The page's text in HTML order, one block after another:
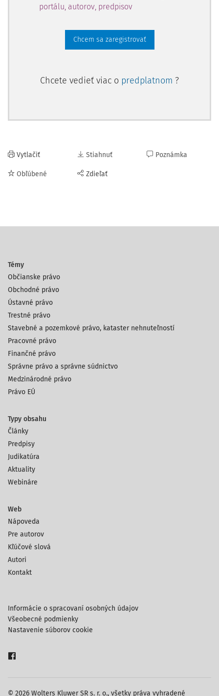
portálu, autorov, predpisov
Chcem sa zaregistrovať
Chcete vedieť viac o predplatnom ?
Vytlačiť
Obľúbené
Stiahnuť
Zdieľať
Poznámka
Témy
Občianske právo
Obchodné právo
Ústavné právo
Trestné právo
Stavebné a pozemkové právo, kataster nehnuteľností
Pracovné právo
Finančné právo
Správne právo a správne súdnictvo
Medzinárodné právo
Právo EÚ
Typy obsahu
Články
Predpisy
Judikatúra
Aktuality
Webináre
Web
Nápoveda
Pre autorov
Kľúčové slová
Autori
Kontakt
© 2026 Wolters Kluwer SR s. r. o., všetky práva vyhradené
Informácie o spracovaní osobných údajov
Všeobecné podmienky
Nastavenie súborov cookie